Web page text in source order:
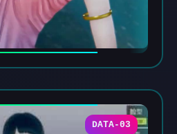
DATA-03